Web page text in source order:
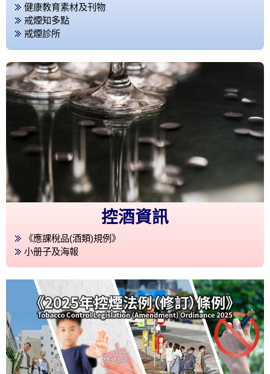
健康教育素材及刊物
戒煙知多點
戒煙診所
控酒資訊
《應課稅品(酒類)規例》
小册子及海報